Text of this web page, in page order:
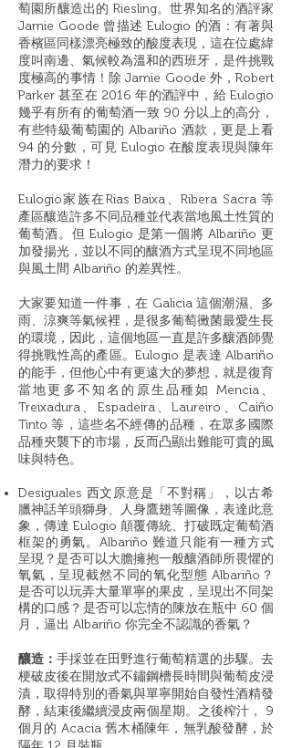
萄園所釀造出的 Riesling。世界知名的酒評家
Jamie Goode 曾描述 Eulogio 的酒：有著與
香檳區同樣漂亮極致的酸度表現，這在位處緯
度叫南邊、氣候較為溫和的西班牙，是件挑戰
度極高的事情！除 Jamie Goode 外，Robert
Parker 甚至在 2016 年的酒評中，給 Eulogio
幾乎有所有的葡萄酒一致 90 分以上的高分，
有些特級葡萄園的 Albariño 酒款，更是上看
94 的分數，可見 Eulogio 在酸度表現與陳年
潛力的要求！
Eulogio家族在Rias Baixa、Ribera Sacra 等
產區釀造許多不同品種並代表當地風土性質的
葡萄酒。但 Eulogio 是第一個將 Albariño 更
加發揚光，並以不同的釀酒方式呈現不同地區
與風土間 Albariño 的差異性。
大家要知道一件事，在 Galicia 這個潮濕、多
雨、涼爽等氣候裡，是很多葡萄黴菌最愛生長
的環境，因此，這個地區一直是許多釀酒師覺
得挑戰性高的產區。Eulogio 是表達 Albariño
的能手，但他心中有更遠大的夢想，就是復育
當地更多不知名的原生品種如 Mencia、
Treixadura、Espadeira、Laureiro、Caiño
Tinto 等，這些名不經傳的品種，在眾多國際
品種夾襲下的市場，反而凸顯出難能可貴的風
味與特色。
Desiguales 西文原意是「不對稱」，以古希
臘神話羊頭獅身、人身鷹翅等圖像，表達此意
象，傳達 Eulogio 顛覆傳統、打破既定葡萄酒
框架的勇氣。Albariño 難道只能有一種方式
呈現？是否可以大膽擁抱一般釀酒師所畏懼的
氧氣，呈現截然不同的氧化型態 Albariño？
是否可以玩弄大量單寧的果皮，呈現出不同架
構的口感？是否可以忘情的陳放在瓶中 60 個
月，逼出 Albariño 你完全不認識的香氣？
釀造： 手採並在田野進行葡萄精選的步驟。去
梗破皮後在開放式不鏽鋼槽長時間與葡萄皮浸
漬，取得特別的香氣與單寧開始自發性酒精發
酵，結束後繼續浸皮兩個星期。之後榨汁， 9
個月的 Acacia 舊木桶陳年，無乳酸發酵，於